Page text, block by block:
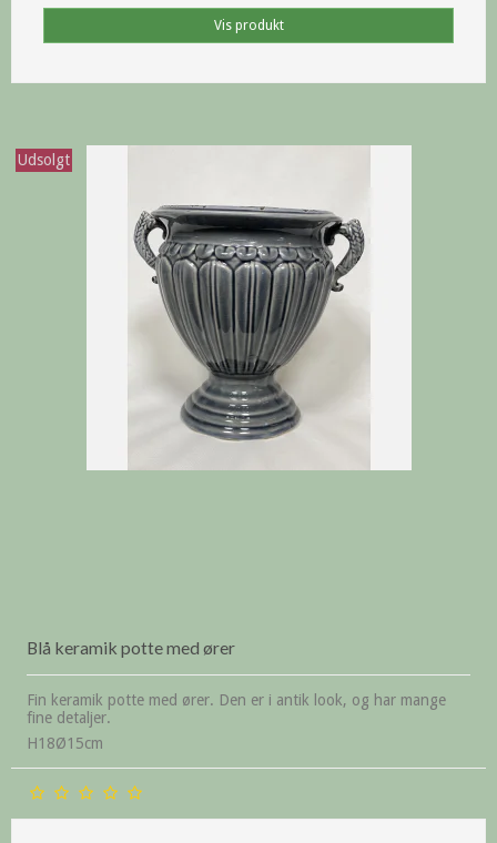
Vis produkt
Udsolgt
Blå keramik potte med ører
Fin keramik potte med ører. Den er i antik look, og har mange
fine detaljer.
H18Ø15cm